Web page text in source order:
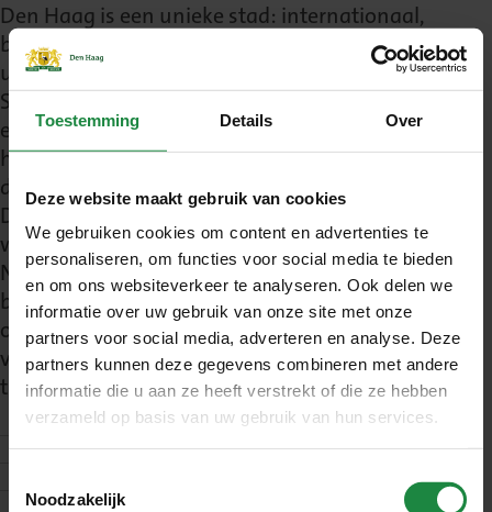
Toestemming Details Over
Deze website maakt gebruik van cookies
We gebruiken cookies om content en advertenties te
personaliseren, om functies voor social media te bieden
en om ons websiteverkeer te analyseren. Ook delen we
informatie over uw gebruik van onze site met onze
partners voor social media, adverteren en analyse. Deze
partners kunnen deze gegevens combineren met andere
informatie die u aan ze heeft verstrekt of die ze hebben
verzameld op basis van uw gebruik van hun services.
Noodzakelijk
Den Haag is een unieke stad: internationaal,
bruisend en met een levendige horeca- en
uitgaanscultuur. Van strandpaviljoens in
Scheveningen tot cafés, restaurants en
evenementen in de binnenstad: als
handhaver binnen het drank- en horecateam
draag jij bij aan een veilig, leefbaar en gastvrij
Den Haag. Werken voor Den Haag betekent
werken voor de op twee na grootste stad van
Nederland, waar ruim 550.000 inwoners en
bezoekers dagelijks samenkomen. Dat vraagt
om professionaliteit, een open blik en het
vermogen om stevig én verbindend op te
treden.
Wat ga je doen?